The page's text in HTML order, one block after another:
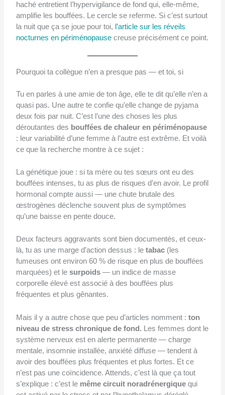
haché entretient l’hypervigilance de fond qui, elle-même,
amplifie les bouffées. Le cercle se referme. Si c’est surtout
la nuit que ça se joue pour toi, l’article sur les réveils
nocturnes en périménopausecreuse précisément ce point.
Pourquoi ta collègue n’en a presque pas — et toi, si
Tu en parles à une amie de ton âge, elle te dit qu’elle n’en a
quasi pas. Une autre te confie qu’elle change de pyjama
deux fois par nuit. C’est l’une des choses les plus
déroutantes des bouffées de chaleur en périménopause
: leur variabilité d’une femme à l’autre est extrême. Et voilà
ce que la recherche montre à ce sujet :
La génétique joue : si ta mère ou tes sœurs ont eu des
bouffées intenses, tu as plus de risques d’en avoir. Le profil
hormonal compte aussi — une chute brutale des
œstrogènes déclenche souvent plus de symptômes
qu’une baisse en pente douce.
Deux facteurs aggravants sont bien documentés, et ceux-
là, tu as une marge d’action dessus : le tabac(les
fumeuses ont environ 60 % de risque en plus de bouffées
marquées) et le surpoids— un indice de masse
corporelle élevé est associé à des bouffées plus
fréquentes et plus gênantes.
Mais il y a autre chose que peu d’articles nomment : ton
niveau de stress chronique de fond. Les femmes dont le
système nerveux est en alerte permanente — charge
mentale, insomnie installée, anxiété diffuse — tendent à
avoir des bouffées plus fréquentes et plus fortes. Et ce
n’est pas une coïncidence. Attends, c’est là que ça tout
s’explique : c’est le même circuit noradrénergiquequi